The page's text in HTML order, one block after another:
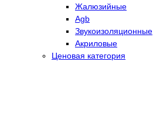
Жалюзийные
Agb
Звукоизоляционные
Акриловые
Ценовая категория